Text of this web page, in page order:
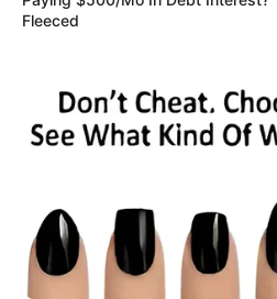
Men Over 40 Ditch "Blue
Fleeced